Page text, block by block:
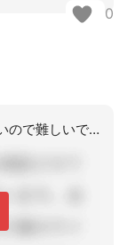
0
在宅での身体拘束って、家族に知識がないので難しいですよね。さらりと腕にひもで縛っ